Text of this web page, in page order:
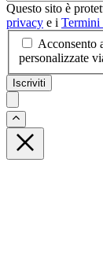
Questo sito è
privacy e i Termini
Acconsento
personalizzate
Iscriviti